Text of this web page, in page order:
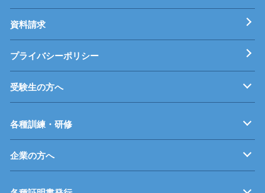
資料請求
プライバシーポリシー
受験生の方へ
募集要項
オープンキャンパス
受験料等
高校連携案内
各種訓練・研修
企業従業員の方へ
再就職を考えている方へ
障がいのある方へ
企業の方へ
事業主推薦について
インターンシップについて
学生の求人について